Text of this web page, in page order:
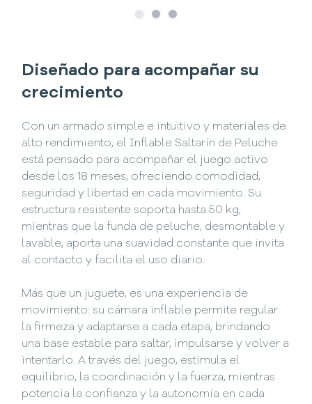
Slide 1
SlideSlide
Diseñado para acompañar su
crecimiento
Con un armado simple e intuitivo y materiales de
alto rendimiento, el Inflable Saltarín de Peluche
está pensado para acompañar el juego activo
desde los 18 meses, ofreciendo comodidad,
seguridad y libertad en cada movimiento. Su
estructura resistente soporta hasta 50 kg,
mientras que la funda de peluche, desmontable y
lavable, aporta una suavidad constante que invita
al contacto y facilita el uso diario.
Más que un juguete, es una experiencia de
movimiento: su cámara inflable permite regular
la firmeza y adaptarse a cada etapa, brindando
una base estable para saltar, impulsarse y volver a
intentarlo. A través del juego, estimula el
equilibrio, la coordinación y la fuerza, mientras
potencia la confianza y la autonomía en cada